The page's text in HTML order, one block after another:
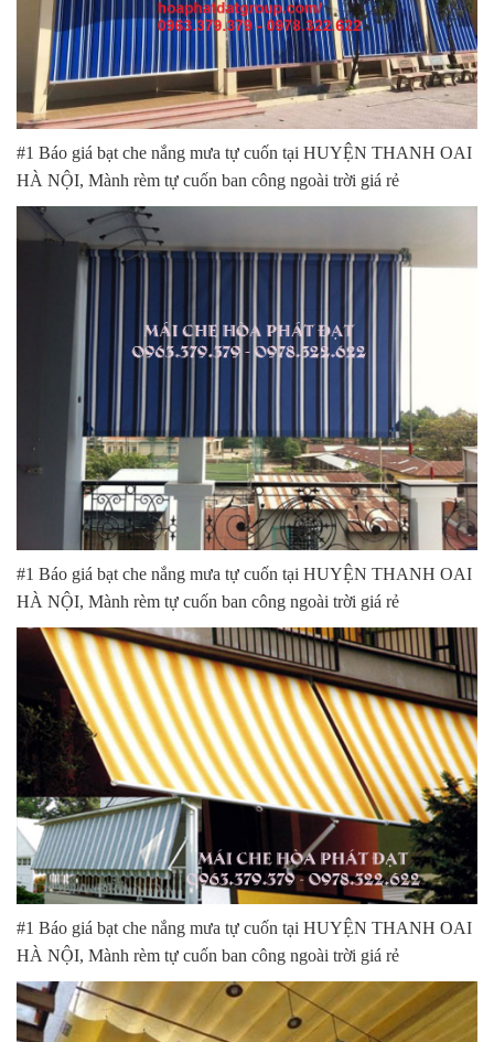
#1 Báo giá bạt che nắng mưa tự cuốn tại HUYỆN THANH OAI
HÀ NỘI, Mành rèm tự cuốn ban công ngoài trời giá rẻ
#1 Báo giá bạt che nắng mưa tự cuốn tại HUYỆN THANH OAI
HÀ NỘI, Mành rèm tự cuốn ban công ngoài trời giá rẻ
#1 Báo giá bạt che nắng mưa tự cuốn tại HUYỆN THANH OAI
HÀ NỘI, Mành rèm tự cuốn ban công ngoài trời giá rẻ